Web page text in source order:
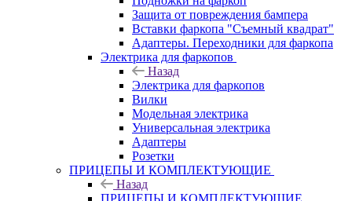
Защита от повреждения бампера
Вставки фаркопа "Съемный квадрат"
Адаптеры. Переходники для фаркопа
Электрика для фаркопов
Назад
Электрика для фаркопов
Вилки
Модельная электрика
Универсальная электрика
Адаптеры
Розетки
ПРИЦЕПЫ И КОМПЛЕКТУЮЩИЕ
Назад
ПРИЦЕПЫ И КОМПЛЕКТУЮЩИЕ